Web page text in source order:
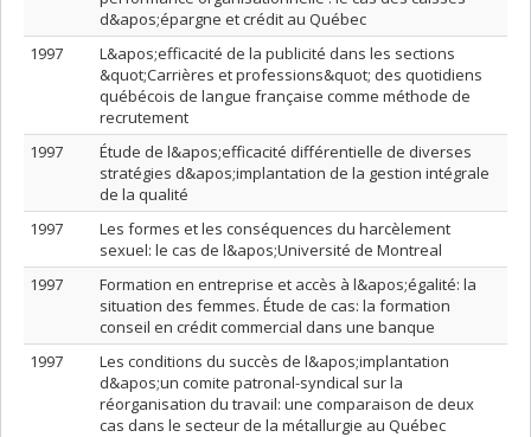
d&apos;épargne et crédit au Québec
1997
L&apos;efficacité de la publicité dans les sections
&quot;Carrières et professions&quot; des quotidiens
québécois de langue française comme méthode de
recrutement
1997
Étude de l&apos;efficacité différentielle de diverses
stratégies d&apos;implantation de la gestion intégrale
de la qualité
1997
Les formes et les conséquences du harcèlement
sexuel: le cas de l&apos;Université de Montreal
1997
Formation en entreprise et accès à l&apos;égalité: la
situation des femmes. Étude de cas: la formation
conseil en crédit commercial dans une banque
1997
Les conditions du succès de l&apos;implantation
d&apos;un comite patronal-syndical sur la
réorganisation du travail: une comparaison de deux
cas dans le secteur de la métallurgie au Québec